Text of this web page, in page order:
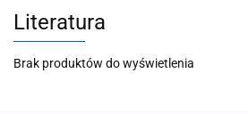
Literatura
Brak produktów do wyświetlenia